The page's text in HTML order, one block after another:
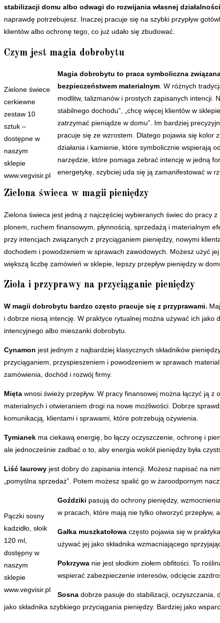
stabilizacji domu albo odwagi do rozwijania własnej
naprawdę potrzebujesz. Inaczej pracuje się na szybki przypływ
klientów albo ochronę tego, co już udało się zbudować.
Czym jest magia dobrobytu
Zielone świece
cerkiewne
zestaw 10
sztuk –
dostępne w
naszym
sklepie
www.vegvisir.pl
Magia dobrobytu to praca symboliczna
bezpieczeństwem materialnym. W różnych
modlitw, talizmanów i prostych zapisanych intencji.
stabilnego dochodu”, „chcę więcej klientów w
zatrzymać pieniądze w domu”. Im bardziej
pracuje się ze wzrostem. Dlatego pojawia się kolor
działania i kamienie, które symbolicznie wspierają
narzędzie, które pomaga zebrać intencję w jedną
energetykę, szybciej uda się ją zamanifestować w
Zielona świeca w magii pieniędzy
Zielona świeca jest jedną z najczęściej wybieranych świec do pracy
plonem, ruchem finansowym, płynnością, sprzedażą i materialnym
przy intencjach związanych z przyciąganiem pieniędzy, nowymi
dochodem i powodzeniem w sprawach zawodowych. Możesz użyć
większą liczbę zamówień w sklepie, lepszy przepływ pieniędzy w
Zioła i przyprawy na przyciąganie pieniędzy
W magii dobrobytu bardzo często pracuje się z przyprawami.
i dobrze niosą intencję. W praktyce rytualnej można używać ich jako
intencyjnego albo mieszanki dobrobytu.
Cynamon jest jednym z najbardziej klasycznych składników
przyciąganiem, przyspieszeniem i powodzeniem w sprawach
zamówienia, dochód i rozwój firmy.
Mięta wnosi świeży przepływ. W pracy finansowej można łączyć ją
materialnych i otwieraniem drogi na nowe możliwości. Dobrze
komunikacją, klientami i sprawami, które potrzebują ożywienia.
Tymianek ma ciekawą energię, bo łączy oczyszczenie, ochronę i
ale jednocześnie zadbać o to, aby energia wokół pieniędzy była
Liść laurowy jest dobry do zapisania intencji. Możesz napisać na
„pomyślna sprzedaż”. Potem możesz spalić go w żaroodpornym
Pączki sosny
kadzidło, słoik
120 ml,
dostępny w
naszym
sklepie
www.vegvisir.pl
Goździki pasują do ochrony pieniędzy,
w pracach, które mają nie tylko otworzyć
Gałka muszkatołowa często pojawia się w
używać jej jako składnika wzmacniającego
Pokrzywa nie jest słodkim ziołem obfitości. To
wspierać zabezpieczenie interesów, odcięcie
Sosna dobrze pasuje do stabilizacji, oczyszczania,
jako składnika szybkiego przyciągania pieniędzy. Bardziej jako